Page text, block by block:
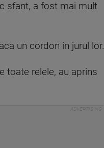
sfant, a fost mai mult
un cordon in jurul lor.
toate relele, au aprins